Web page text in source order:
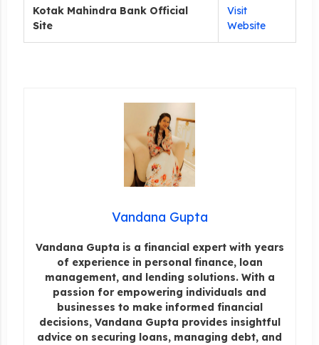
Kotak Mahindra Bank Official
Site
Visit
Website
Vandana Gupta
Vandana Gupta is a financial expert with years
of experience in personal finance, loan
management, and lending solutions. With a
passion for empowering individuals and
businesses to make informed financial
decisions, Vandana Gupta provides insightful
advice on securing loans, managing debt, and